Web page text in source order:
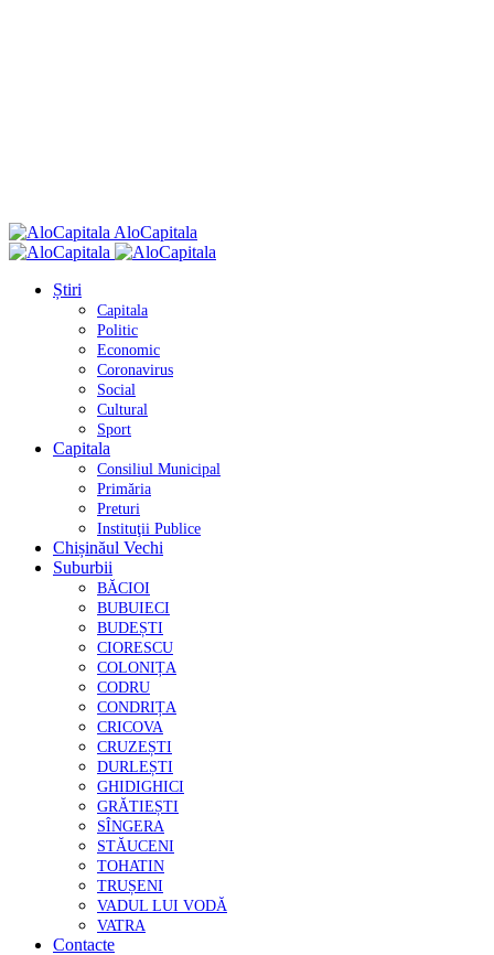
AloCapitala
Știri
Capitala
Politic
Economic
Coronavirus
Social
Cultural
Sport
Capitala
Consiliul Municipal
Primăria
Preturi
Instituţii Publice
Chișinăul Vechi
Suburbii
BĂCIOI
BUBUIECI
BUDEȘTI
CIORESCU
COLONIȚA
CODRU
CONDRIȚA
CRICOVA
CRUZEȘTI
DURLEȘTI
GHIDIGHICI
GRĂTIEȘTI
SÎNGERA
STĂUCENI
TOHATIN
TRUȘENI
VADUL LUI VODĂ
VATRA
Contacte